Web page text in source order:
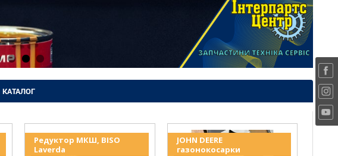
КАТАЛОГ
Редуктор МКШ, BISO
Laverda
JOHN DEERE
газонокосарки